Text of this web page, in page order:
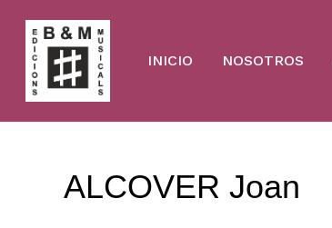
main
content
INICIO NOSOTROS
ALCOVER Joan